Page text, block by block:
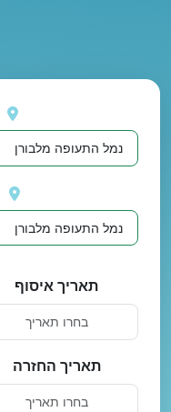
שוב
תאריך איסוף
תאריך החזרה